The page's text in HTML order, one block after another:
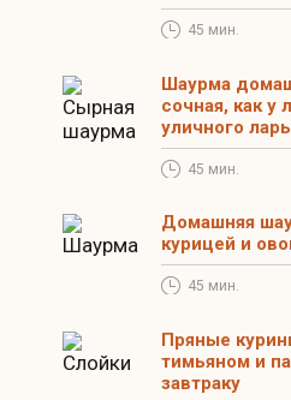
45 мин.
Шаурма
сочная, как у
уличного
45 мин.
Домашняя
курицей и
45 мин.
Пряные
тимьяном и
завтраку